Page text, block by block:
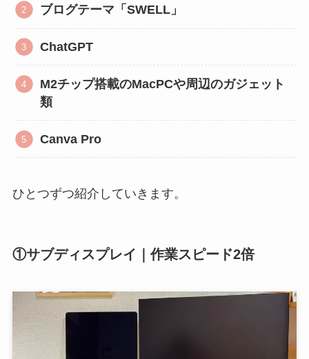
ブログテーマ「SWELL」
ChatGPT
M2チップ搭載のMacPCや周辺のガジェット
類
Canva Pro
ひとつずつ紹介していきます。
①サブディスプレイ｜作業スピード2倍